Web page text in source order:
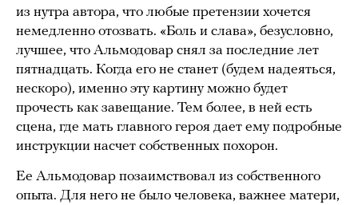
из нутра автора, что любые претензии хочется
немедленно отозвать. «Боль и слава», безусловно,
лучшее, что Альмодовар снял за последние лет
пятнадцать. Когда его не станет (будем надеяться,
нескоро), именно эту картину можно будет
прочесть как завещание. Тем более, в ней есть
сцена, где мать главного героя дает ему подробные
инструкции насчет собственных похорон.
Ее Альмодовар позаимствовал из собственного
опыта. Для него не было человека, важнее матери,